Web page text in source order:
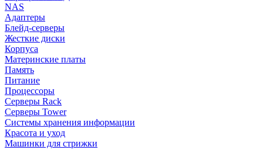
NAS
Адаптеры
Блейд-серверы
Жесткие диски
Корпуса
Материнские платы
Память
Питание
Процессоры
Серверы Rack
Серверы Tower
Системы хранения информации
Красота и уход
Машинки для стрижки